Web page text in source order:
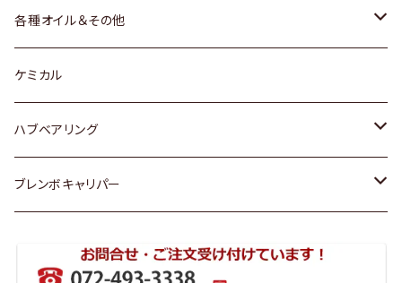
三菱
スバル
マツダ
マツダ
スバル
ホンダ
スズキ
日産
ダイハツ
各種オイル＆その他
ディーデル洗浄添加剤
ケミカル
ハブベアリング
トヨタ
ブレンボキャリパー